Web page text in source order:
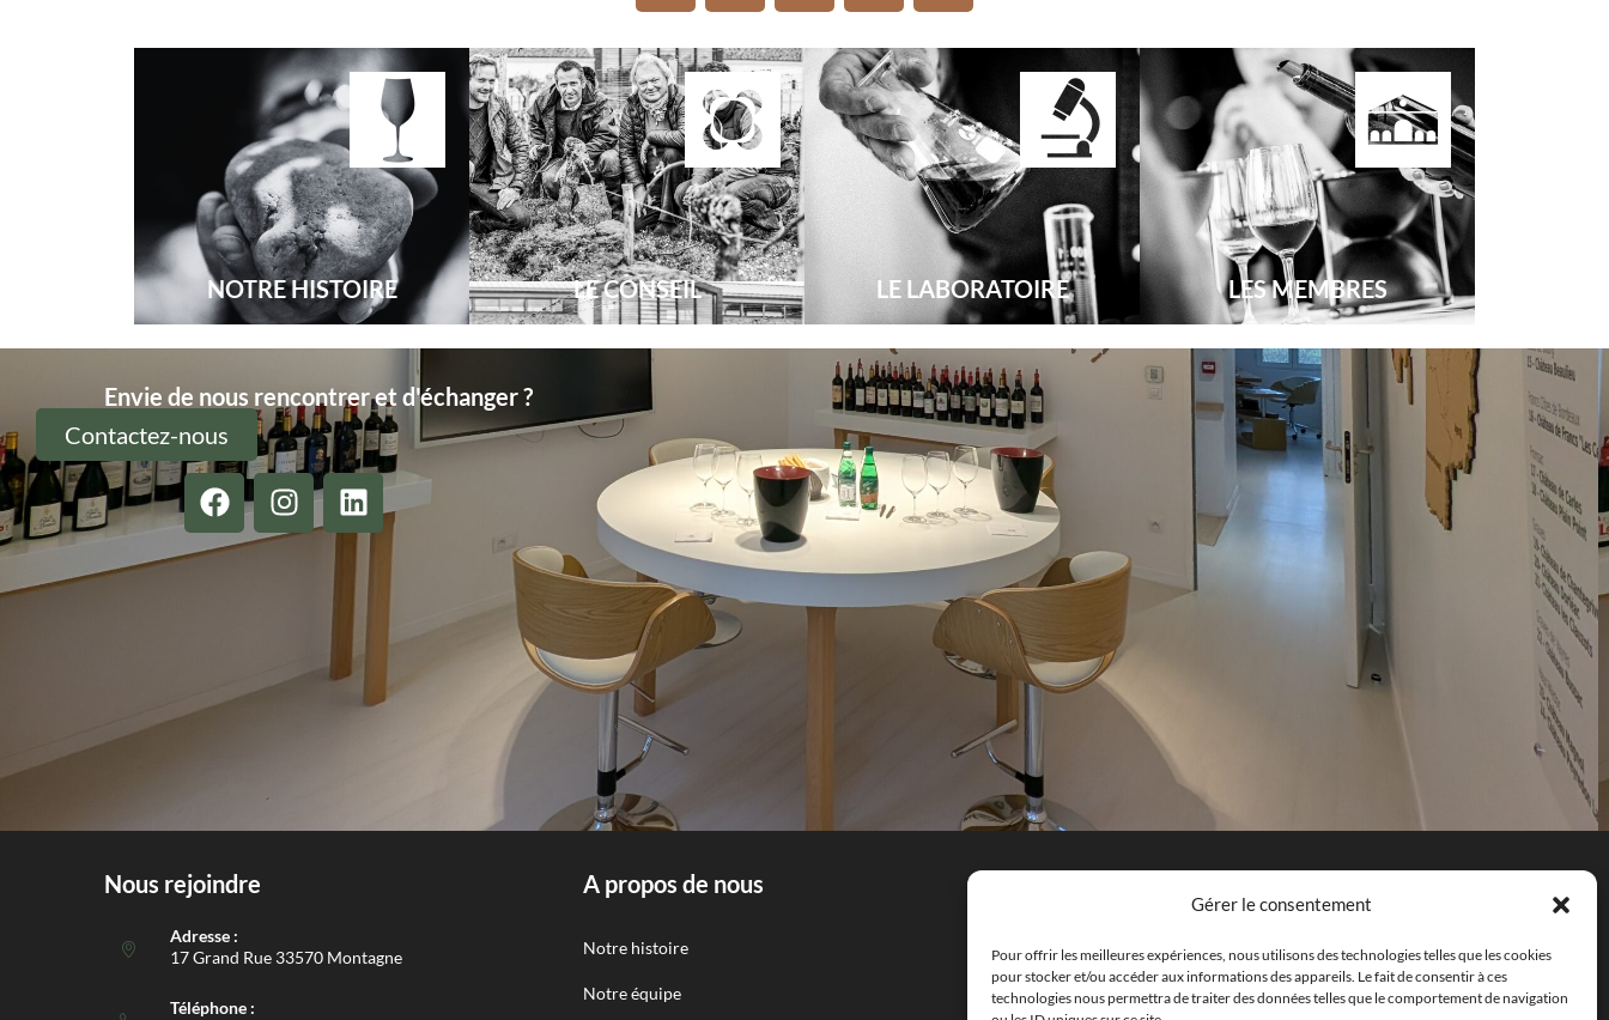
Gérer le consentement
Pour offrir les meilleures expériences, nous utilisons des technologies telles que les cookies
pour stocker et/ou accéder aux informations des appareils. Le fait de consentir à ces
technologies nous permettra de traiter des données telles que le comportement de navigation
NOTRE HISTOIRE LE CONSEIL LE LABORATOIRE LES MEMBRES
Envie de nous rencontrer et d'échanger ?
Contactez-nous
Nous rejoindre
Adresse :
17 Grand Rue 33570 Montagne
Téléphone :
A propos de nous
Notre histoire
Notre équipe
Conseil
Actualités